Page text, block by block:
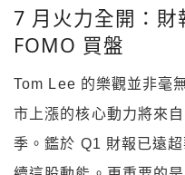
7 月火力全開：財
FOMO 買盤
Tom Lee 的樂觀並非毫
市上漲的核心動力將來
季。鑑於 Q1 財報已遠